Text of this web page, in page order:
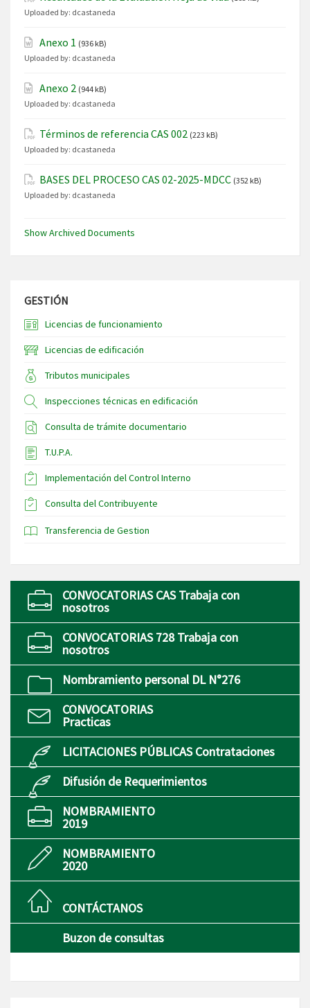
Uploaded by: dcastaneda
Anexo 1 (936 kB)
Uploaded by: dcastaneda
Anexo 2 (944 kB)
Uploaded by: dcastaneda
Términos de referencia CAS 002 (223 kB)
Uploaded by: dcastaneda
BASES DEL PROCESO CAS 02-2025-MDCC (352 kB)
Uploaded by: dcastaneda
Show Archived Documents
GESTIÓN
Licencias de funcionamiento
Licencias de edificación
Tributos municipales
Inspecciones técnicas en edificación
Consulta de trámite documentario
T.U.P.A.
Implementación del Control Interno
Consulta del Contribuyente
Transferencia de Gestion
CONVOCATORIAS CAS Trabaja con
nosotros
CONVOCATORIAS 728 Trabaja con
nosotros
Nombramiento personal DL N°276
CONVOCATORIAS
Practicas
LICITACIONES PÚBLICAS Contrataciones
Difusión de Requerimientos
NOMBRAMIENTO
2019
NOMBRAMIENTO
2020
CONTÁCTANOS
Buzon de consultas